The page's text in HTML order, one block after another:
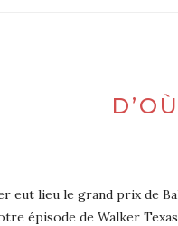
eut lieu le grand prix de
épisode de Walker